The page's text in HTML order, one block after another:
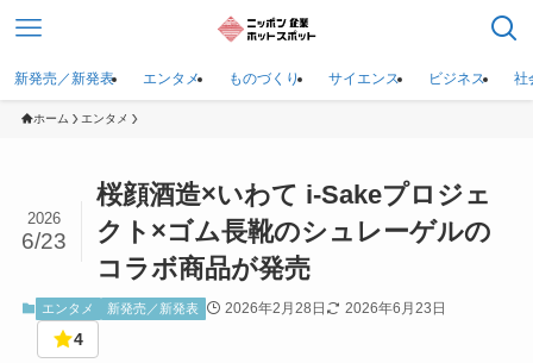
新発売／新発表 エンタメ ものづくり サイエンス ビジネス 社
ホーム エンタメ
桜顔酒造×いわて i-Sakeプロジェ
クト×ゴム長靴のシュレーゲルの
コラボ商品が発売
2026
6/23
エンタメ 新発売／新発表 2026年2月28日 2026年6月23日
4